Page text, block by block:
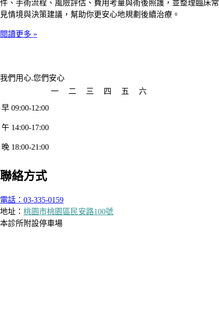
件、手術流程、風險評估、費用考量與術後照護，並整理臨床常
見情境與決策建議，幫助你更安心地規劃後續治療。
閱讀更多 »
我們用心.您們安心
一
二 三 四 五
六
早 09:00-12:00
午 14:00-17:00
晚 18:00-21:00
聯絡方式
電話：03-335-0159
地址： 桃園市桃園區民安路100號
本診所附設停車場